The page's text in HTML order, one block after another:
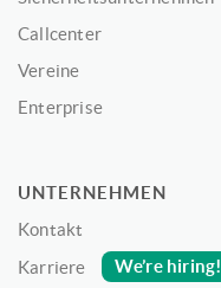
Callcenter
Vereine
Enterprise
UNTERNEHMEN
Kontakt
Karriere
We’re hiring!